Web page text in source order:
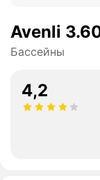
Avenli
Бассейны
4,2